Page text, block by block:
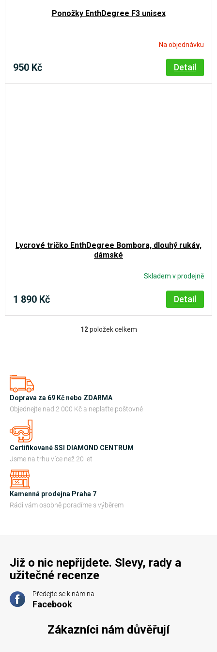
Ponožky EnthDegree F3 unisex
Na objednávku
950 Kč Detail
Lycrové tričko EnthDegree Bombora, dlouhý rukáv,
dámské
Skladem v prodejně
1 890 Kč Detail
O
a
c
r
ý
u
12položek celkem
Doprava za 69 Kč nebo ZDARMA
Objednejte nad 2 000 Kč a neplaťte poštovné
Certifikované SSI DIAMOND CENTRUM
Jsme na trhu více než 20 let
Kamenná prodejna Praha 7
Rádi vám osobně poradíme s výběrem
Již o nic nepřijdete. Slevy, rady a
užitečné recenze
Předejte se k nám na
Facebook
Zákazníci nám důvěřují